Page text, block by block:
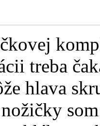
treba
hlava
som